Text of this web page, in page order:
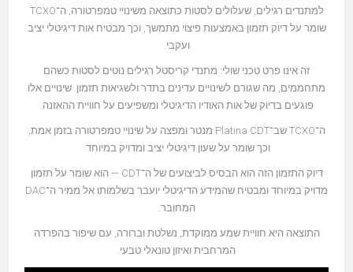
למתנדים רגילים, שעלולים לסטות כתוצאה משינויי טמפרטורה, ה־TCXO
שומר על דיוק תזמון באמצעות פיצוי מתמשך, וכך מבטיח אות דיגיטלי יציב
ועקבי.
זה אינו פרט טכני שולי: מתנדי קריסטל רגילים נוטים לסטות כשהם
מתחממים, מה שגורם לשינויים עדינים בתדר ולשגיאות תזמון. שינויים אלו
פוגעים בדיוק של אות האודיו הדיגיטלי ומשפיעים על חוויית ההאזנה.
ה־TCXO שב־Platina CDT מנטר ומפצה על שינויי טמפרטורה בזמן אמת,
וכך שומר על שעון דיגיטלי יציב ומדויק במיוחד.
דיוק התזמון הזה הוא הבסיס לביצועים של ה־CDT — הוא שומר על תזמון
מדויק במיוחד ומבטיח שהמידע הדיגיטלי יועבר בשלמותו אל ממיר ה־DAC
המחובר.
התוצאה היא חוויית שמע ממוקדת, נשלטת וברורה, עם שיפור בהפרדה
המרחבית ואיזון טונאלי טבעי.